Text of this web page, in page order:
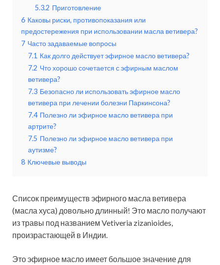
5.3.2 Приготовление
6 Каковы риски, противопоказания или
предостережения при использовании масла ветивера?
7 Часто задаваемые вопросы
7.1 Как долго действует эфирное масло ветивера?
7.2 Что хорошо сочетается с эфирным маслом
ветивера?
7.3 Безопасно ли использовать эфирное масло
ветивера при лечении болезни Паркинсона?
7.4 Полезно ли эфирное масло ветивера при
артрите?
7.5 Полезно ли эфирное масло ветивера при
аутизме?
8 Ключевые выводы
Список преимуществ эфирного масла ветивера
(масла хуса) довольно длинный! Это масло получают
из травы под названием Vetiveria zizanioides,
произрастающей в Индии.
Это эфирное масло имеет большое значение для